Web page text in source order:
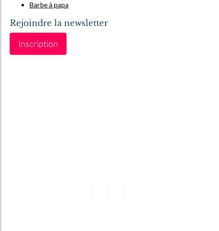
Barbe à papa
Rejoindre la newsletter
Inscription